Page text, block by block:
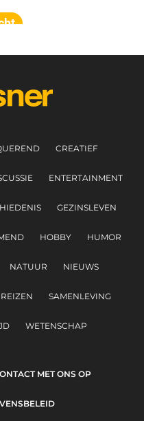
CREATIEF
ENTERTAINMENT
GEZINSLEVEN
HOBBY HUMOR
NATUUR NIEUWS
REIZEN SAMENLEVING
WETENSCHAP
MET ONS OP